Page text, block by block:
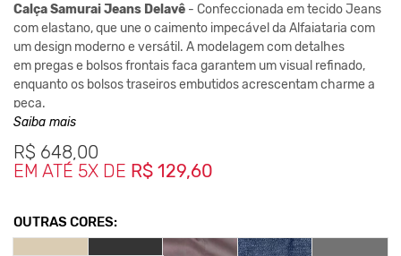
Calça Samurai Jeans Delavê - Confeccionada em tecido Jeans
com elastano, que une o caimento impecável da Alfaiataria com
um design moderno e versátil. A modelagem com detalhes
em pregas e bolsos frontais faca garantem um visual refinado,
enquanto os bolsos traseiros embutidos acrescentam charme a
peça.
Cintura média alta com cós estruturado e passantes.
Fechamento em zíper + botão de massa para ajuste perfeito.
Unissex – para todos os estilos, sem abrir mão do conforto
blazer.
Saiba mais
R$ 648,00
EM ATÉ 5X DE R$ 129,60
OUTRAS CORES: